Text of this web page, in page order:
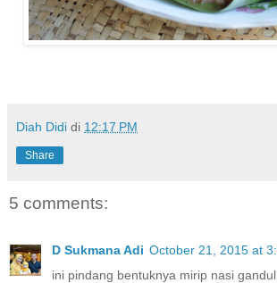
Diah Didi di 12:17 PM
Share
5 comments:
D Sukmana Adi October 21, 2015 at
ini pindang bentuknya mirip nasi